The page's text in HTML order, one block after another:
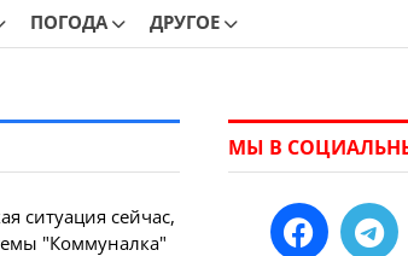
ПОГОДА ДРУГОЕ
ситуация сейчас,
"Коммуналка"
МЫ В